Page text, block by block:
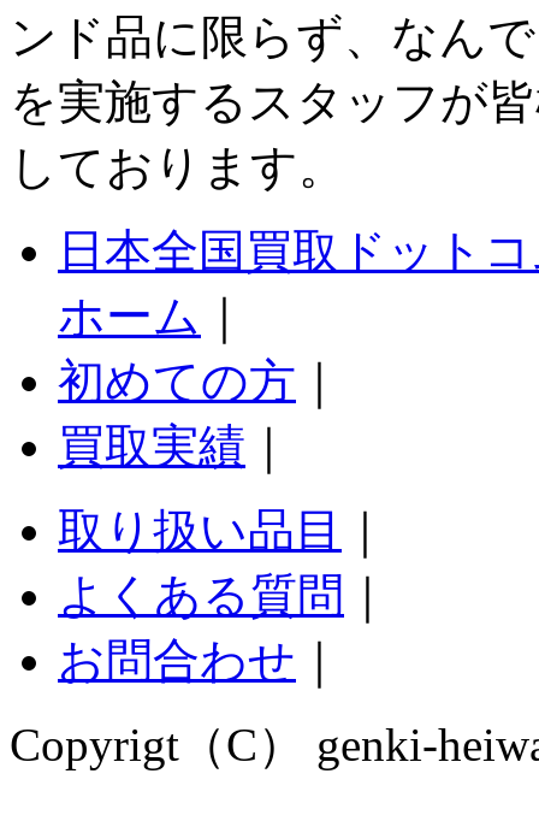
ンド品に限らず、なん
を実施するスタッフが
しております。
日本全国買取ドット
ホーム
初めての方
買取実績
取り扱い品目
よくある質問
お問合わせ
Copyrigt（C） genki-